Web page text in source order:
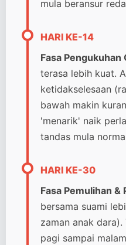
mula beransur
HARI KE-14
Fasa Pengukuhan
terasa lebih kuat.
ketidakselesaan
bawah makin
'menarik' naik
tandas mula
HARI KE-30
Fasa Pemulihan &
bersama suami
zaman anak
pagi sampai